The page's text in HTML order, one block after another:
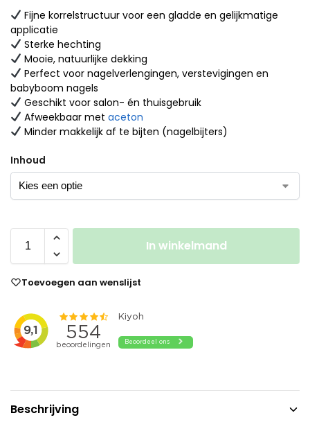
Fijne korrelstructuur voor een gladde en gelijkmatige
applicatie
Sterke hechting
Mooie, natuurlijke dekking
Perfect voor nagelverlengingen, verstevigingen en
babyboom nagels
Geschikt voor salon- én thuisgebruik
Afweekbaar met aceton
Minder makkelijk af te bijten (nagelbijters)
Inhoud
In winkelmand
Toevoegen aan wenslijst
Beschrijving